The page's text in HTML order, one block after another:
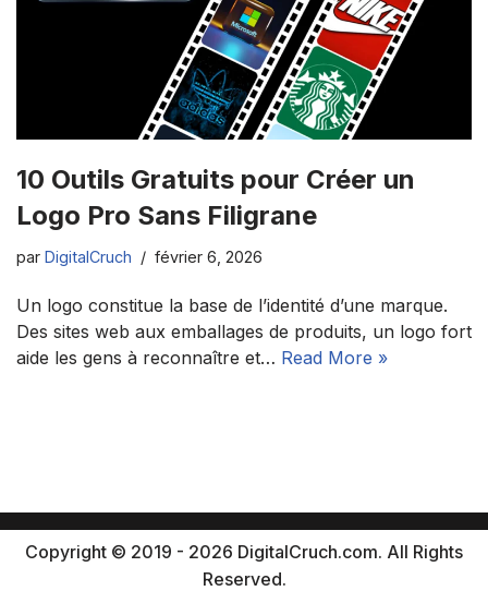
10 Outils Gratuits pour Créer un
Logo Pro Sans Filigrane
par DigitalCruch février 6, 2026
Un logo constitue la base de l’identité d’une marque.
Des sites web aux emballages de produits, un logo fort
aide les gens à reconnaître et… Read More »
Copyright © 2019 - 2026 DigitalCruch.com. All Rights
Reserved.